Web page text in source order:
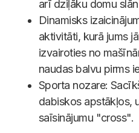
arī dziļāku domu
Dinamisks
aktivitāti, kurā jums
izvairoties no
naudas balvu pirms
Sporta nozare:
dabiskos apstākļos,
saīsinājumu "cross".